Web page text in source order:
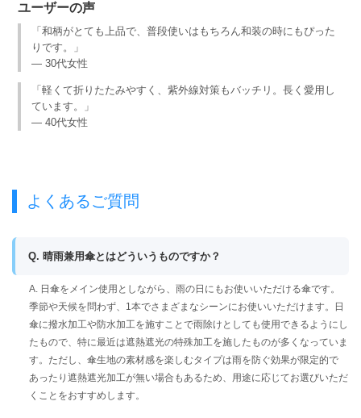
ユーザーの声
「和柄がとても上品で、普段使いはもちろん和装の時にもぴった
りです。」
— 30代女性
「軽くて折りたたみやすく、紫外線対策もバッチリ。長く愛用し
ています。」
— 40代女性
よくあるご質問
Q. 晴雨兼用傘とはどういうものですか？
A. 日傘をメイン使用としながら、雨の日にもお使いいただける傘です。
季節や天候を問わず、1本でさまざまなシーンにお使いいただけます。日
傘に撥水加工や防水加工を施すことで雨除けとしても使用できるようにし
たもので、特に最近は遮熱遮光の特殊加工を施したものが多くなっていま
す。ただし、傘生地の素材感を楽しむタイプは雨を防ぐ効果が限定的で
あったり遮熱遮光加工が無い場合もあるため、用途に応じてお選びいただ
くことをおすすめします。